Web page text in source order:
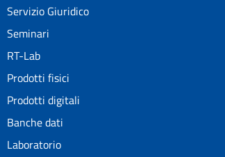
Servizio Giuridico
Seminari
RT-Lab
Prodotti fisici
Prodotti digitali
Banche dati
Laboratorio